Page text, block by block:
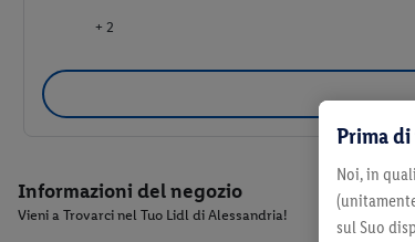
+ 2
Informazioni del negozio
Vieni a Trovarci nel Tuo Lidl di Alessandria!
Prima
Noi, in
sul Suo